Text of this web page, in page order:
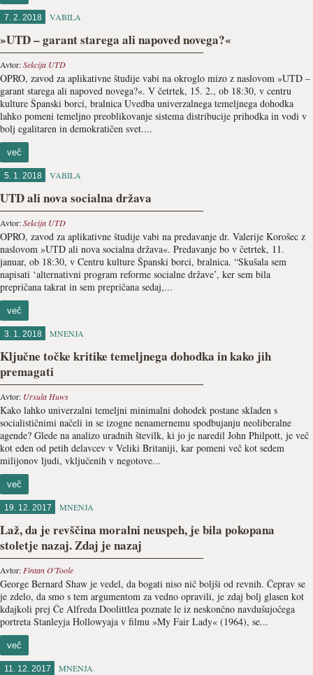
7. 2. 2018 VABILA
»UTD – garant starega ali napoved novega?«
Avtor:Sekcija UTD
OPRO, zavod za aplikativne študije vabi na okroglo mizo z naslovom »UTD –
garant starega ali napoved novega?«. V četrtek, 15. 2., ob 18:30, v centru
kulture Španski borci, bralnica Uvedba univerzalnega temeljnega dohodka
lahko pomeni temeljno preoblikovanje sistema distribucije prihodka in vodi v
bolj egalitaren in demokratičen svet....
več
5. 1. 2018 VABILA
UTD ali nova socialna država
Avtor:Sekcija UTD
OPRO, zavod za aplikativne študije vabi na predavanje dr. Valerije Korošec z
naslovom »UTD ali nova socialna država«. Predavanje bo v četrtek, 11.
januar, ob 18:30, v Centru kulture Španski borci, bralnica. “Skušala sem
napisati ‘alternativni program reforme socialne države’, ker sem bila
prepričana takrat in sem prepričana sedaj,...
več
3. 1. 2018 MNENJA
Ključne točke kritike temeljnega dohodka in kako jih
premagati
Avtor: Ursula Huws
Kako lahko univerzalni temeljni minimalni dohodek postane skladen s
socialističnimi načeli in se izogne nenamernemu spodbujanju neoliberalne
agende? Glede na analizo uradnih številk, ki jo je naredil John Philpott, je več
kot eden od petih delavcev v Veliki Britaniji, kar pomeni več kot sedem
milijonov ljudi, vključenih v negotove...
več
19. 12. 2017 MNENJA
Laž, da je revščina moralni neuspeh, je bila pokopana
stoletje nazaj. Zdaj je nazaj
Avtor: Fintan O'Toole
George Bernard Shaw je vedel, da bogati niso nič boljši od revnih. Čeprav se
je zdelo, da smo s tem argumentom za vedno opravili, je zdaj bolj glasen kot
kdajkoli prej Če Alfreda Doolittlea poznate le iz neskončno navdušujočega
portreta Stanleyja Hollowyaja v filmu »My Fair Lady« (1964), se...
več
11. 12. 2017 MNENJA